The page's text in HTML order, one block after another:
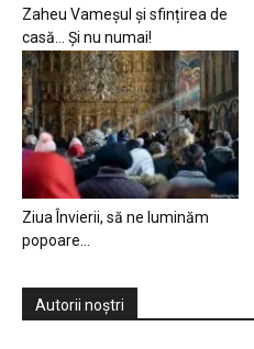
Zaheu Vameșul și sfințirea de
casă… Și nu numai!
Ziua Învierii, să ne luminăm
popoare…
Autorii noștri